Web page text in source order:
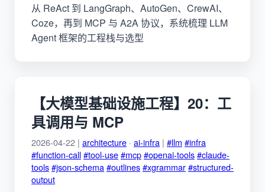
从 ReAct 到 LangGraph、AutoGen、CrewAI、
Coze，再到 MCP 与 A2A 协议，系统梳理 LLM
Agent 框架的工程栈与选型
【大模型基础设施工程】20：工
具调用与 MCP
2026-04-22 | architecture · ai-infra | #llm #infra
#function-call#tool-use#mcp#openai-tools#claude-
tools#json-schema#outlines#xgrammar#structured-
output